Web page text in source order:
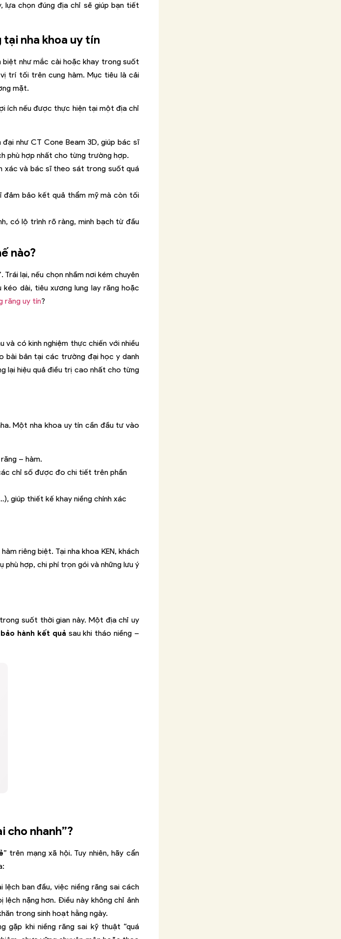
chọn đúng địa chỉ sẽ giúp bạn tiết
tại nha khoa uy tín
biệt như mắc cài hoặc khay trong suốt
trí tối trên cung hàm. Mục tiêu là cải
mặt.
ích nếu được thực hiện tại một địa chỉ
đại nhưCT Cone Beam 3D, giúp bác sĩ
phù hợp nhất cho từng trường hợp.
xác và bác sĩ theo sát trong suốt quá
đảm bảo kết quả thẩm mỹ mà còn tối
có lộ trình rõ ràng, minh bạch từ đầu
nào?
lại, nếu chọn nhầm nơi kém chuyên
dài, tiêu xương lung lay răng hoặc
răng uy tín?
có kinh nghiệm thực chiến với nhiều
bài bản tại các trường đại học y danh
lại hiệu quả điều trị cao nhất cho từng
Một nha khoa uy tín cần đầu tư vào
– hàm.
chỉ số được đo chi tiết trên phần
giúp thiết kế khay niềng chính xác
riêng biệt. Tại nha khoa KEN, khách
hợp, chi phí trọn gói và những lưu ý
suốt thời gian này. Một địa chỉ uy
bảo hành kết quảsau khi tháo niềng –
cho nhanh”?
” trên mạng xã hội. Tuy nhiên, hãy cẩn
lệch ban đầu, việc niềng răng sai cách
lệch nặng hơn. Điều này không chỉ ảnh
trong sinh hoạt hằng ngày.
gặp khi niềng răng sai kỹ thuật “quá